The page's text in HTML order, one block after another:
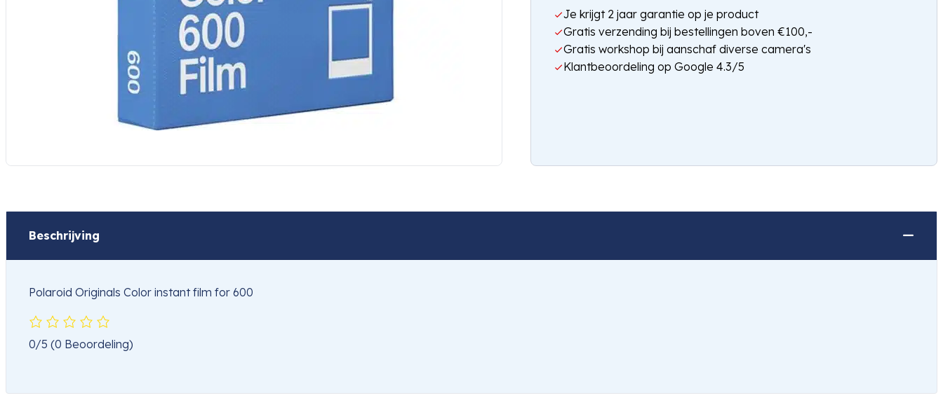
Je krijgt 2 jaar garantie op je product
Gratis verzending bij bestellingen boven €100,-
Gratis workshop bij aanschaf diverse camera's
Klantbeoordeling op Google 4.3/5
Beschrijving
Polaroid Originals Color instant film for 600
0/5 (0 Beoordeling)